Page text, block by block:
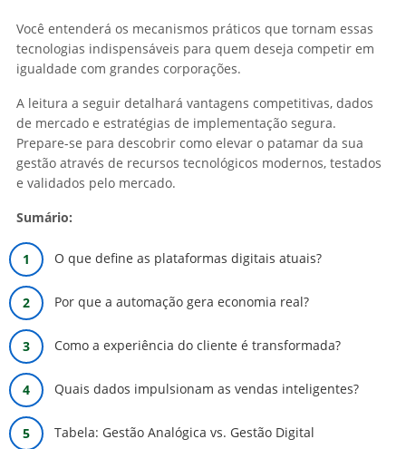
Você entenderá os mecanismos práticos que tornam essas
tecnologias indispensáveis para quem deseja competir em
igualdade com grandes corporações.
A leitura a seguir detalhará vantagens competitivas, dados
de mercado e estratégias de implementação segura.
Prepare-se para descobrir como elevar o patamar da sua
gestão através de recursos tecnológicos modernos, testados
e validados pelo mercado.
Sumário:
O que define as plataformas digitais atuais?
Por que a automação gera economia real?
Como a experiência do cliente é transformada?
Quais dados impulsionam as vendas inteligentes?
Tabela: Gestão Analógica vs. Gestão Digital